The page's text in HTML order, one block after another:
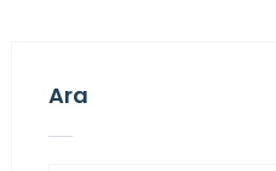
Ara